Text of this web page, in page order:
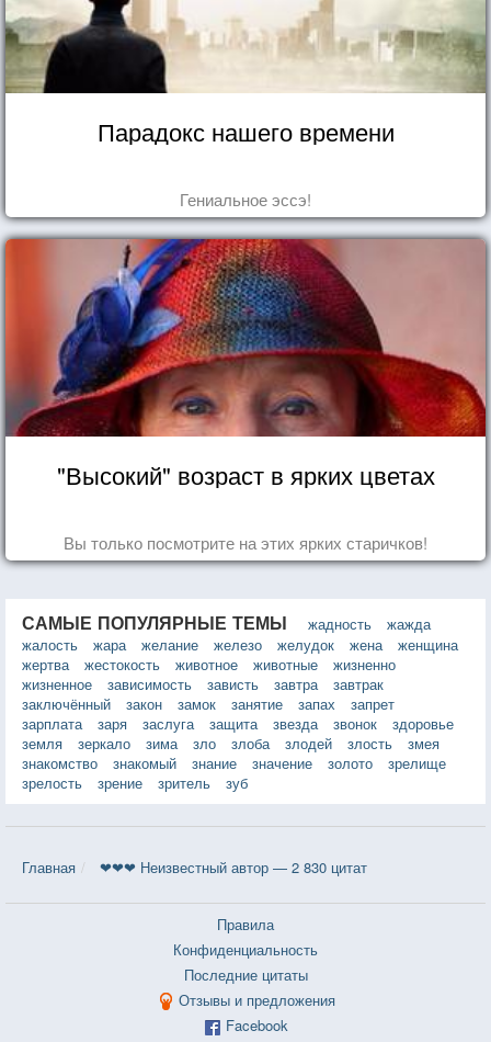
Парадокс нашего времени
Гениальное эссэ!
"Высокий" возраст в ярких цветах
Вы только посмотрите на этих ярких старичков!
САМЫЕ ПОПУЛЯРНЫЕ ТЕМЫ жадность
жажда
жалость
жара желание железо желудок жена
женщина
жертва
жестокость животное животные
жизненно
жизненное
зависимость зависть завтра
завтрак
заключённый
закон замок занятие запах
запрет
зарплата
заря заслуга защита звезда звонок
здоровье
земля
зеркало зима зло злоба злодей злость
змея
знакомство
знакомый знание значение золото
зрелище
зрелость
зрение зритель зуб
Главная ❤❤❤ Неизвестный автор — 2 830 цитат
Правила
Конфиденциальность
Последние цитаты
Отзывы и предложения
Facebook